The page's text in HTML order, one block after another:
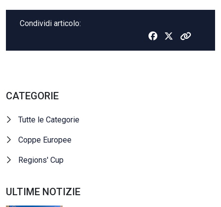
Condividi articolo:
CATEGORIE
Tutte le Categorie
Coppe Europee
Regions' Cup
ULTIME NOTIZIE